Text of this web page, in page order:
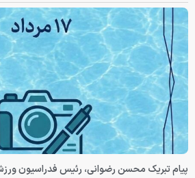
پیام تبریک محسن رضوانی، رئیس فدراسیون